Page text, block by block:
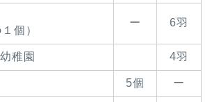
個）
ー 6羽
稚園 4羽
5個 ー